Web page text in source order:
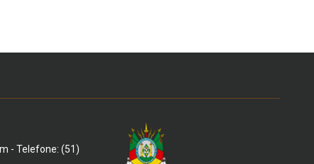
- Telefone: (51)